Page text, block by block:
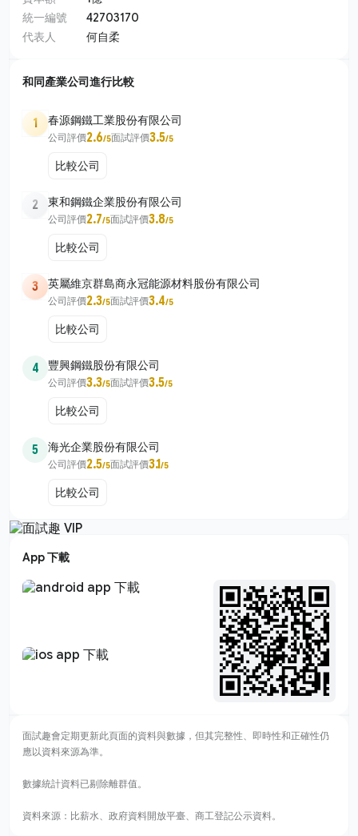
統一編號
42703170
代表人
何自柔
和同產業公司進行比較
1 春源鋼鐵工業股份有限公司
公司評價2.6/5面試評價3.5/5
比較公司
2 東和鋼鐵企業股份有限公司
公司評價2.7/5面試評價3.8/5
比較公司
3 英屬維京群島商永冠能源材料股份有限公司
公司評價2.3/5面試評價3.4/5
比較公司
4 豐興鋼鐵股份有限公司
公司評價3.3/5面試評價3.5/5
比較公司
5 海光企業股份有限公司
公司評價2.5/5面試評價3.1/5
比較公司
App 下載
面試趣會定期更新此頁面的資料與數據，但其完整性、即時性和正確性仍
應以資料來源為準。
數據統計資料已剔除離群值。
資料來源：比薪水、政府資料開放平臺、商工登記公示資料。